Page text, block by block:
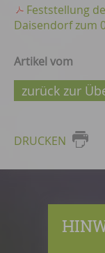
Feststellung
Daisendorf zum
Artikel vom
zurück zur
DRUCKEN